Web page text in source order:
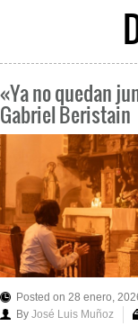
«Ya no quedan
Gabriel Beristain
Posted on 28 enero,
By José Luis Muñoz